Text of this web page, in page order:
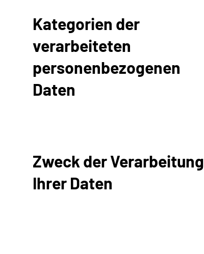
Kategorien der
verarbeiteten
personenbezogenen
Daten
Zweck der Verarbeitung
Ihrer Daten